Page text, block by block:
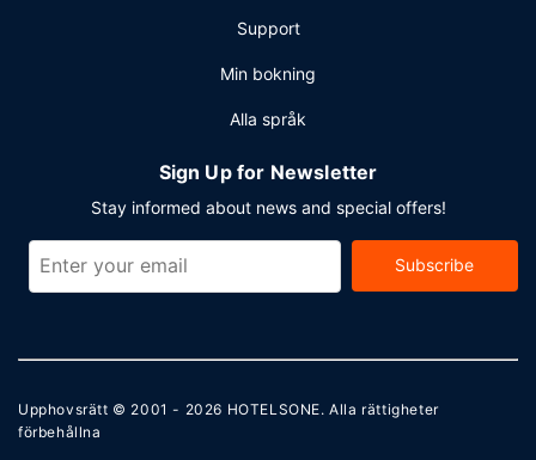
Support
Min bokning
Alla språk
Sign Up for Newsletter
Stay informed about news and special offers!
Subscribe
Upphovsrätt © 2001 - 2026 HOTELSONE. Alla rättigheter
förbehållna